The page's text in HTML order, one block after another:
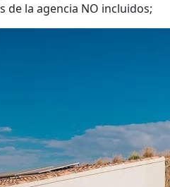
de la agencia NO incluidos;